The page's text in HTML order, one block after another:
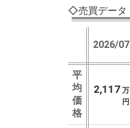
◇売買データ
2026/07
平
均
価
格
2,117 万
円